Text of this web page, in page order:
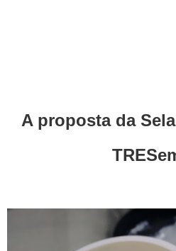
A proposta da